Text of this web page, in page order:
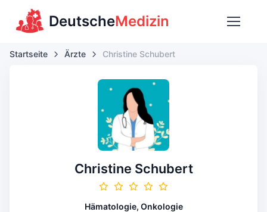
DeutscheMedizin
Startseite Ärzte Christine Schubert
Christine Schubert
Hämatologie, Onkologie